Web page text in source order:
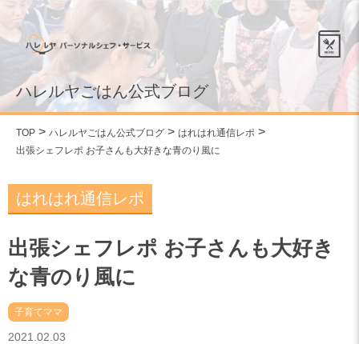
ハレルヤごはん公式ブログ
TOP ハレルヤごはん公式ブログ
はれはれ通信レポ
出張シェフレポ お子さんも大好きな青のり風に
出張シェフレポ お子さんも大好き
な青のり風に
はれはれ通信レポ
子育てママ
2021.02.03